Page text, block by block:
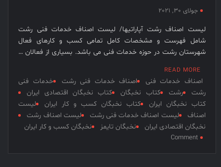
اتو
و
تعمیرگاهها
جولای 30, 2021
لیست اصناف رشت آپاراتیها/ لیست اصناف خدمات فنی رشت
شامل فهرست و مشخصات کامل تمامی کسب و کارهای فعال
شهرستان رشت در حوزه خدمات فنی می باشد. بسیاری از فعالان …
READ MORE
اصناف خدمات فنی اصناف خدمات فنی رشت
خدمات فنی
رشت
رشت کتاب نخبگان
کتاب نخبگان اقتصادی ایران
کتاب نخبگان ایران
کتاب نخبگان کسب و کار ایران
لیست
اصناف
لیست اصناف خدمات فنی رشت
لیست اصناف رشت
نخبگان اقتصادی ایران
نخبگان تایمز نخبگان کسب و کار ایران
Comment